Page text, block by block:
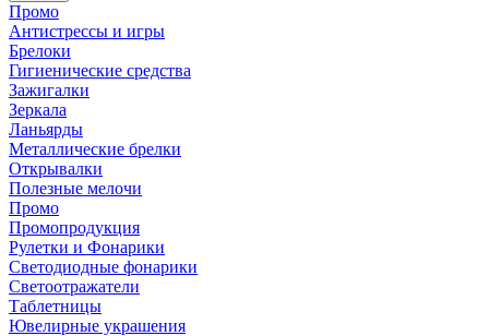
Промо
Антистрессы и игры
Брелоки
Гигиенические средства
Зажигалки
Зеркала
Ланьярды
Металлические брелки
Открывалки
Полезные мелочи
Промо
Промопродукция
Рулетки и Фонарики
Светодиодные фонарики
Светоотражатели
Таблетницы
Ювелирные украшения